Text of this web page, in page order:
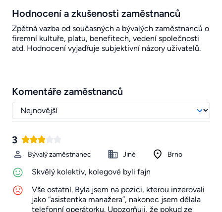
Hodnocení a zkušenosti zaměstnanců
Zpětná vazba od současných a bývalých zaměstnanců o
firemní kultuře, platu, benefitech, vedení společnosti
atd. Hodnocení vyjadřuje subjektivní názory uživatelů.
Komentáře zaměstnanců
3
Bývalý zaměstnanec Jiné Brno
Skvělý kolektiv, kolegové byli fajn
Vše ostatní. Byla jsem na pozici, kterou inzerovali
jako “asistentka manažera”, nakonec jsem dělala
telefonní operátorku. Upozorňuji, že pokud ze